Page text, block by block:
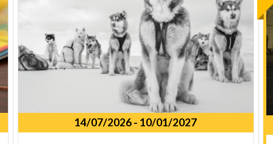
14/07/2026- 10/01/2027